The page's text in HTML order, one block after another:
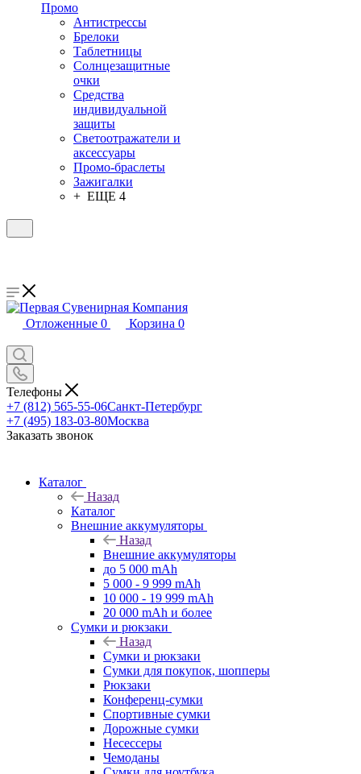
Промо
Антистрессы
Брелоки
Таблетницы
Солнцезащитные
очки
Средства
индивидуальной
защиты
Светоотражатели и
аксессуары
Промо-браслеты
Зажигалки
+ ЕЩЕ 4
Отложенные 0 Корзина 0
Телефоны
+7 (812) 565-55-06Санкт-Петербург
+7 (495) 183-03-80Москва
Заказать звонок
Каталог
Назад
Каталог
Внешние аккумуляторы
Назад
Внешние аккумуляторы
до 5 000 mAh
5 000 - 9 999 mAh
10 000 - 19 999 mAh
20 000 mAh и более
Сумки и рюкзаки
Назад
Сумки и рюкзаки
Сумки для покупок, шопперы
Рюкзаки
Конференц-сумки
Спортивные сумки
Дорожные сумки
Несессеры
Чемоданы